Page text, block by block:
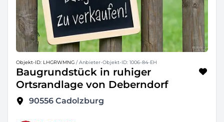
Objekt-ID: LHGRWMNG / Anbieter-Objekt-ID: 1006-84-EH
Baugrundstück in ruhiger
Ortsrandlage von Deberndorf
90556 Cadolzburg